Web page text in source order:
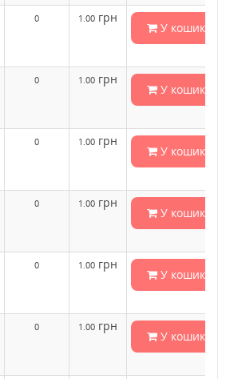
0 1.00 грн
У кошик
0 1.00 грн
У кошик
0 1.00 грн
У кошик
0 1.00 грн
У кошик
0 1.00 грн
У кошик
0 1.00 грн
У кошик